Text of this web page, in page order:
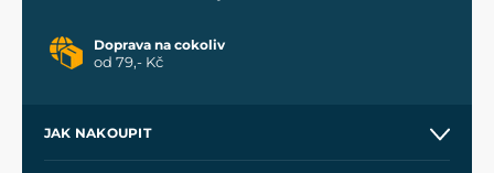
Doprava na cokoliv
od 79,- Kč
JAK NAKOUPIT